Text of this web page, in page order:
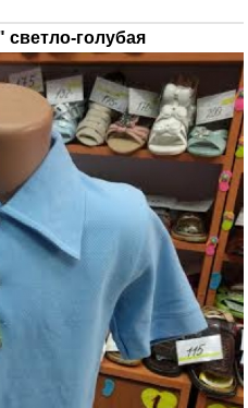
голубая